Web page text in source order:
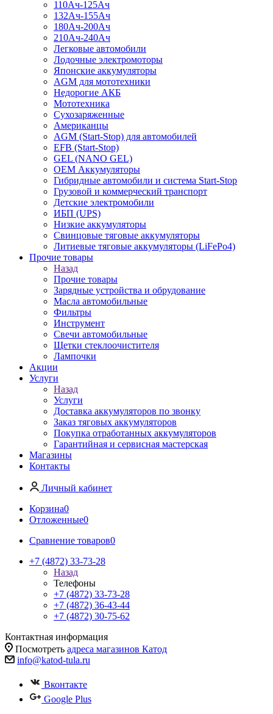
110Ач-125Ач
132Ач-155Ач
180Ач-200Ач
210Ач-240Ач
Легковые автомобили
Лодочные электромоторы
Японские аккумуляторы
AGM для мототехники
Недорогие АКБ
Мототехника
Сухозаряженные
Американцы
AGM (Start-Stop) для автомобилей
EFB (Start-Stop)
GEL (NANO GEL)
OEM Аккумуляторы
Гибридные автомобили и система Start-Stop
Грузовой и коммерческий транспорт
Детские электромобили
ИБП (UPS)
Низкие аккумуляторы
Свинцовые тяговые аккумуляторы
Литиевые тяговые аккумуляторы (LiFePo4)
Прочие товары
Назад
Прочие товары
Зарядные устройства и обрудование
Масла автомобильные
Фильтры
Инструмент
Свечи автомобильные
Щетки стеклоочистителя
Лампочки
Акции
Услуги
Назад
Услуги
Доставка аккумуляторов по звонку
Заказ тяговых аккумуляторов
Покупка отработанных аккумуляторов
Гарантийная и сервисная мастерская
Магазины
Контакты
Личный кабинет
Корзина0
Отложенные0
Сравнение товаров0
+7 (4872) 33-73-28
Назад
Телефоны
+7 (4872) 33-73-28
+7 (4872) 36-43-44
+7 (4872) 30-75-62
Контактная информация
Посмотреть адреса магазинов Катод
info@katod-tula.ru
Вконтакте
Google Plus